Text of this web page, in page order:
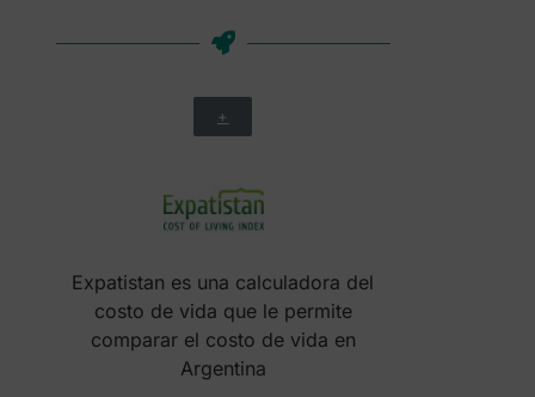
+
Expatistan es una calculadora del
costo de vida que le permite
comparar el costo de vida en
Argentina